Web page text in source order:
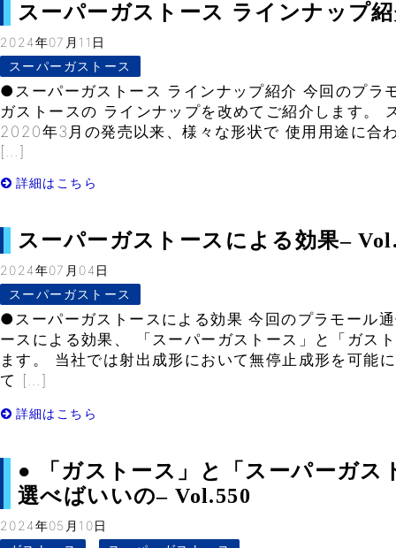
スーパーガストース ラインナップ
2024年07月11日
スーパーガストース
●スーパーガストース ラインナップ紹介 今回のプラ
ガストースの ラインナップを改めてご紹介します。
2020年3月の発売以来、様々な形状で 使用用途に合
[…]
詳細はこちら
スーパーガストースによる効果–
2024年07月04日
スーパーガストース
●スーパーガストースによる効果 今回のプラモール
ースによる効果、 「スーパーガストース」と「ガス
ます。 当社では射出成形において無停止成形を可能
て […]
詳細はこちら
● 「ガストース」と「スーパーガス
選べばいいの– Vol.550
2024年05月10日